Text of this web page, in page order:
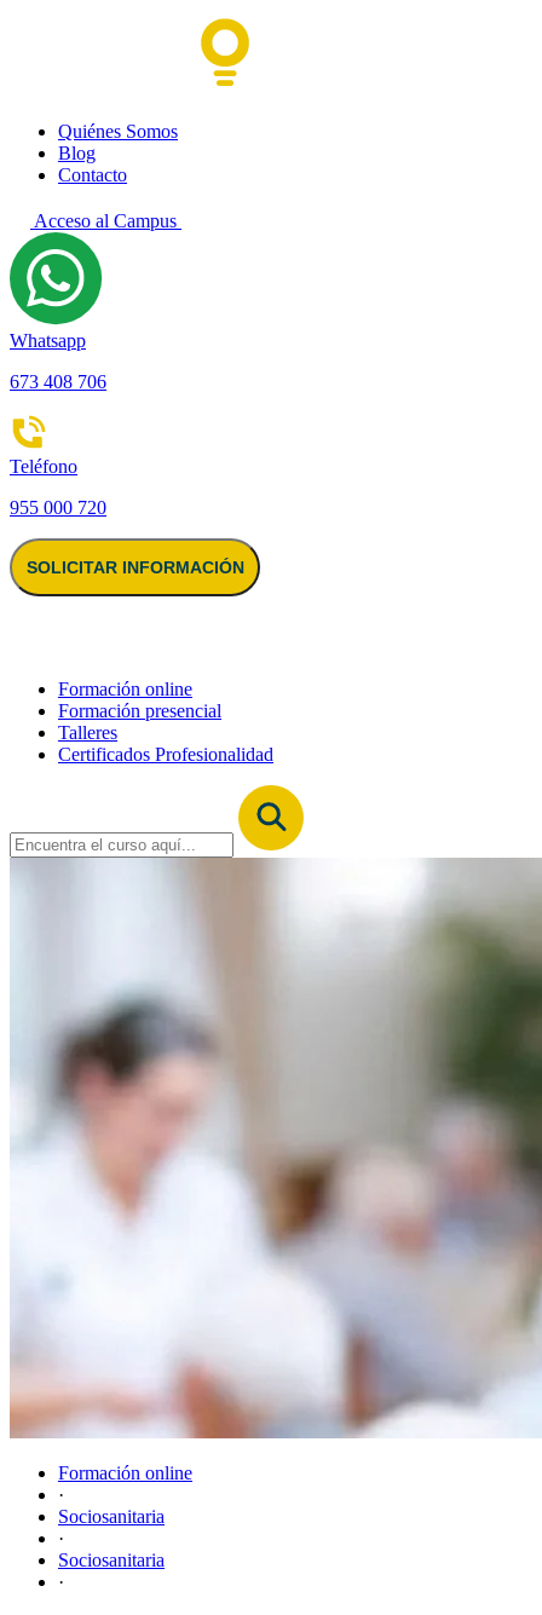
Quiénes Somos
Blog
Contacto
Acceso al Campus
Whatsapp
673 408 706
Teléfono
955 000 720
SOLICITAR INFORMACIÓN
Formación online
Formación presencial
Talleres
Certificados Profesionalidad
Formación online
·
Sociosanitaria
·
Sociosanitaria
·